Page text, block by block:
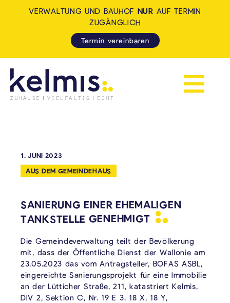
Navigation
VERWALTUNG UND BAUHOF NUR AUF TERMIN
ZUGÄNGLICH
Termin vereinbaren
1. JUNI 2023
AUS DEM GEMEINDEHAUS
SANIERUNG EINER EHEMALIGEN
TANKSTELLE GENEHMIGT
Die Gemeindeverwaltung teilt der Bevölkerung
mit, dass der Öffentliche Dienst der Wallonie am
23.05.2023 das vom Antragsteller, BOFAS ASBL,
eingereichte Sanierungsprojekt für eine Immobilie
an der Lütticher Straße, 211, katastriert Kelmis,
DIV 2, Sektion C, Nr. 19 E 3. 18 X, 18 Y,